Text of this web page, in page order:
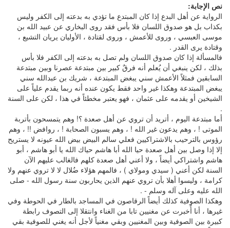
نص الإجابة:
الرواية عن أهل البدع إذا كان المبتدع ما تؤدي به بدعته إلى الكفر وليس
بكذاب بل هو صدوق اللسان فلا بأس فقد روى البخاري عن عبيد الله بن
موسى العبسي ، وروى للأعمش ، وروى لقتادة ، الأوليان يريان التشيع ،
وقتادة يرى القدر .
فالمسألة إذا كان صدوق اللسان ولم تصل به بدعته إلى الكفر فلا بأس
بذلك ، لكن ينبغي أن يُعلم أنه فرقٌ كبير بين مبتدعة عصرنا وبين مبتدعة
السابقين فمثلاً الأعمش سني يبغض المبتدعة ، شريك بن عبدالله سني
يبغض المبتدعة وهكذا غير واحد فقط يكون عنده أنه ربما يقدم علياً على
الشيخين أو يقدمه على عثمان ، فهو يعتبر مخطئاً في هذا ، لكن على السنة
.
أما مبتدعة اليوم ، أتريد أن تروي عن أهل صعدة ؟! وهم يتمسحون بأتربة
الموتى ! ، وهم يدعون غير الله ! ، وهم يسبون الصحابة ! ، روافض !! ، وهم
رؤوس بالترحيب بالاشتراكيين فعلي سالم البيض بيض الله عيونه لا يستريح
إلا إذا وصل بين أهل صعدة حيا الله أبا هاشم حياك الله يا أبو هاشم ، أبو
هاشم واشتراكي أيضاً ، ولا أعني أهل صعدة كلهم فالغالب عليهم الآن
السنة لكن أعني ( سيدي ومولاي ) ، فالمهم هؤلاء ضُلال لا لا تروي عنهم ولا
كرامة ، وليسوا أهلا بأن تروي عنهم الذين يحاربون سنة رسول الله - صلى
الله عليه وعلى آله وسلم - .
وهكذا الصوفية كذلك أيضاً الرقاصون في المساجد بالطار في الحوطة وفي
غيرها ، أنا أُخبرت عن مغنيين تابا من الغناء وانتقلا إلى التصوف رابطة
كبيرة بين الصوفية وبين المغنيين وبقي مغنياً لأجل أنه يغني للصوفية بقي